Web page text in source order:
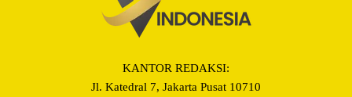
KANTOR REDAKSI:
Jl. Katedral 7, Jakarta Pusat 10710